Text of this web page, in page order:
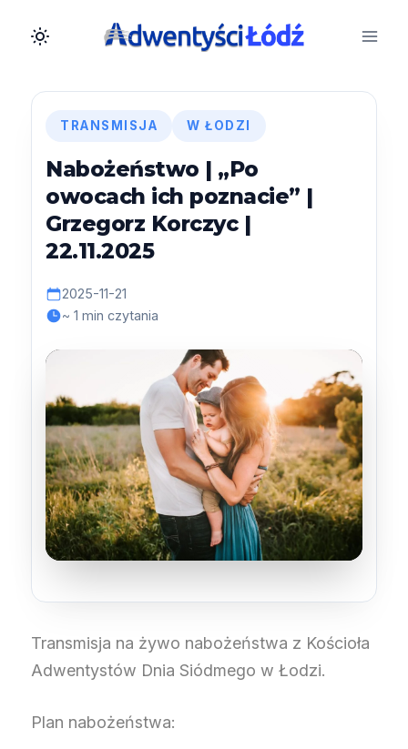
TRANSMISJA W ŁODZI
Nabożeństwo | „Po
owocach ich poznacie” |
Grzegorz Korczyc |
22.11.2025
2025-11-21
~ 1 min czytania
Transmisja na żywo nabożeństwa z Kościoła
Adwentystów Dnia Siódmego w Łodzi.
Plan nabożeństwa: